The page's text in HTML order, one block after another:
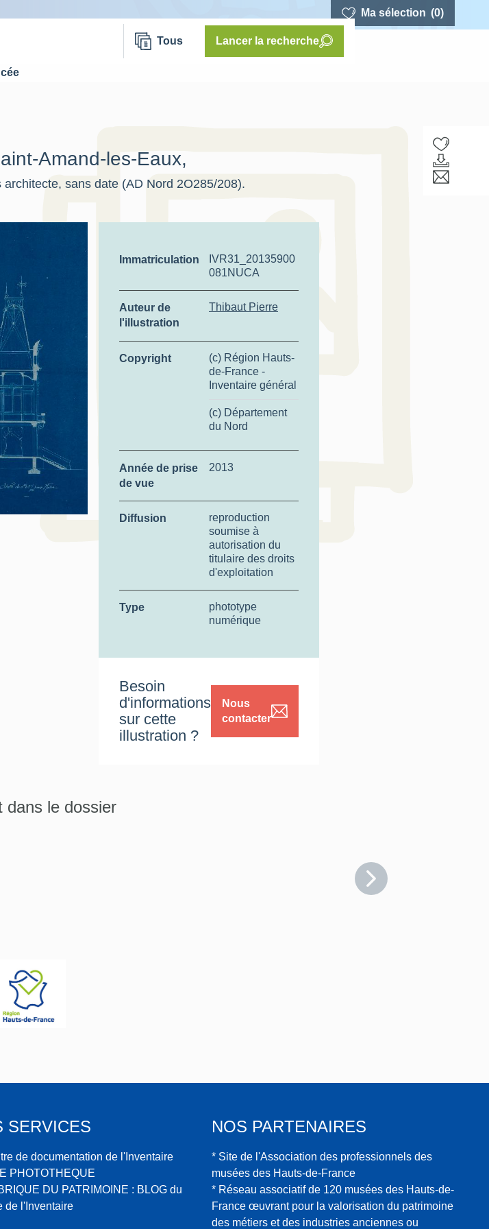
Ma sélection (0)
Tous Lancer la recherche
Amand-les-Eaux,
sans date (AD Nord 2O285/208).
Immatriculation
IVR31_20135900
081NUCA
Auteur de
l'illustration
Thibaut Pierre
Copyright
(c) Région Hauts-
de-France -
Inventaire général
(c) Département
du Nord
Année de prise
de vue
2013
Diffusion
reproduction
soumise à
autorisation du
titulaire des droits
d'exploitation
Type
phototype
numérique
Besoin
d'informations
sur cette
illustration ?
Nous
contacter
dans le dossier
SERVICES
de documentation de l'Inventaire
PHOTOTHEQUE
DU PATRIMOINE : BLOG du
de l'Inventaire
NOS PARTENAIRES
* Site de l'Association des professionnels des
musées des Hauts-de-France
* Réseau associatif de 120 musées des Hauts-de-
France œuvrant pour la valorisation du patrimoine
des métiers et des industries anciennes ou